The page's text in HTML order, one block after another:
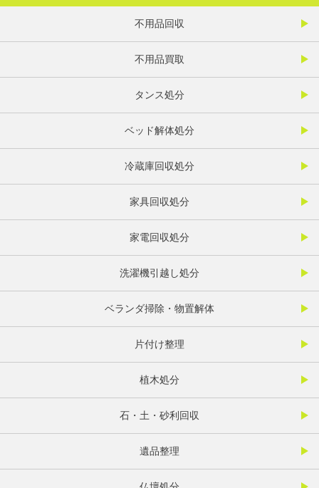
不用品回収
不用品買取
タンス処分
ベッド解体処分
冷蔵庫回収処分
家具回収処分
家電回収処分
洗濯機引越し処分
ベランダ掃除・物置解体
片付け整理
植木処分
石・土・砂利回収
遺品整理